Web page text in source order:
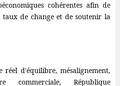
cohérentes afin de
de change et de soutenir la
réel d'équilibre, mésalignement,
commerciale, République